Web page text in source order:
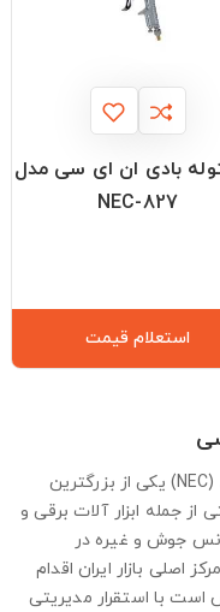
بادی ان ای سی مدل
NEC-827
استعلام قیمت
شرکت نماد اقتصاد چکاد با برند ان ای سی (NEC) یکی از بزرگترین
از جمله ابزار آلات برقی و
جوش و غیره در
تاسیس و در مرکز اصلی بازار ایران اقدام
با استقرار مدیریتی